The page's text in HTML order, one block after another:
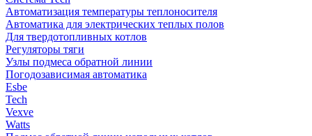
Автоматизация температуры теплоносителя
Автоматика для электрических теплых полов
Для твердотопливных котлов
Регуляторы тяги
Узлы подмеса обратной линии
Погодозависимая автоматика
Esbe
Tech
Vexve
Watts